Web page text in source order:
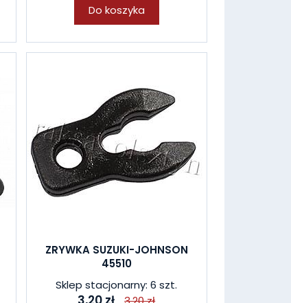
Do koszyka
ZRYWKA SUZUKI-JOHNSON
45510
Sklep stacjonarny: 6 szt.